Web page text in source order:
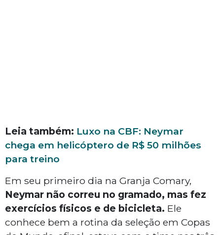
Leia também: Luxo na CBF: Neymar
chega em helicóptero de R$ 50 milhões
para treino
Em seu primeiro dia na Granja Comary,
Neymar não correu no gramado, mas fez
exercícios físicos e de bicicleta. Ele
conhece bem a rotina da seleção em Copas